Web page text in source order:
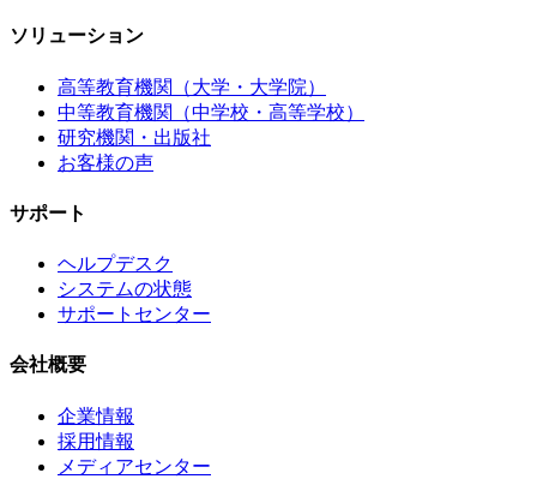
ソリューション
高等教育機関（大学・大学院）
中等教育機関（中学校・高等学校）
研究機関・出版社
お客様の声
サポート
ヘルプデスク
システムの状態
サポートセンター
会社概要
企業情報
採用情報
メディアセンター